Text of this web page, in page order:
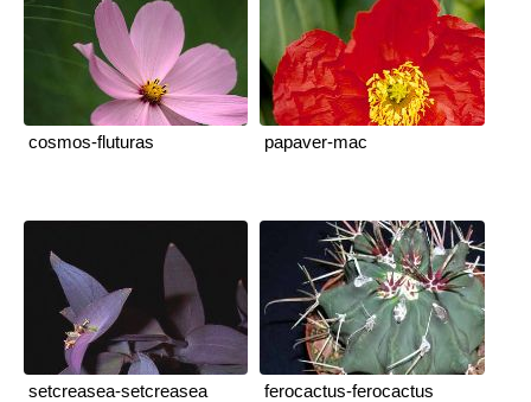
cosmos-fluturas papaver-mac
setcreasea-setcreasea ferocactus-ferocactus